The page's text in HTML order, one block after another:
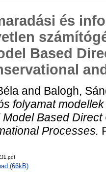
és
Based
and Balogh,
folyamat
Based
Processes.
(66kB)